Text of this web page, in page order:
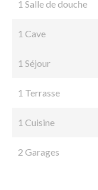
1 Salle de douche
1 Cave
1 Séjour
1 Terrasse
1 Cuisine
2 Garages